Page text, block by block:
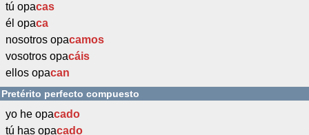
tú opacas
él opaca
nosotros opacamos
vosotros opacáis
ellos opacan
Pretérito perfecto compuesto
yo he opacado
tú has opacado